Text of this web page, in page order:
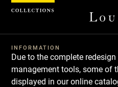
INFORMATION
Due to the complete
management tools, some of
displayed in our online
Cookies management panel